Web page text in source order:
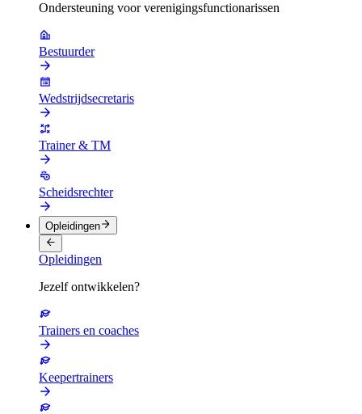
Ondersteuning voor verenigingsfunctionarissen
Bestuurder
Wedstrijdsecretaris
Trainer & TM
Scheidsrechter
Opleidingen
Opleidingen
Jezelf ontwikkelen?
Trainers en coaches
Keepertrainers